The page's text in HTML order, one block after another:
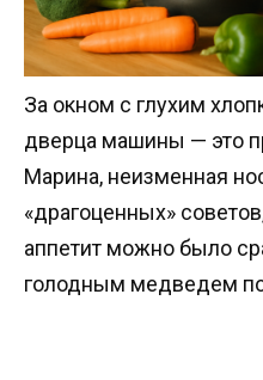
За окном с глухим
дверца машины — это
Марина, неизменная
«драгоценных»
аппетит можно было
голодным медведем